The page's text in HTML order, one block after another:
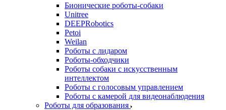
Бионические роботы-собаки
Unitree
DEEPRobotics
Petoi
Weilan
Роботы с лидаром
Роботы-обходчики
Роботы собаки с искусственным
интеллектом
Роботы с голосовым управлением
Роботы с камерой для видеонаблюдения
Роботы для образования